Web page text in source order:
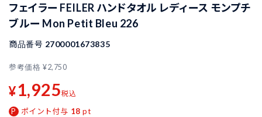
フェイラー FEILER ハンドタオル レディース モンプチ
ブルー Mon Petit Bleu 226
商品番号 2700001673835
参考価格 ¥2,750
¥1,925税込
ポイント付与 18 pt